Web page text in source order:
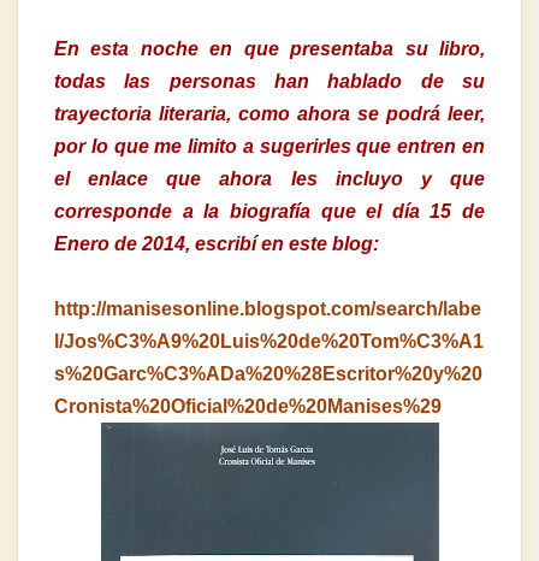
En esta noche en que presentaba su libro,
todas las personas han hablado de su
trayectoria literaria, como ahora se podrá leer,
por lo que me limito a sugerirles que entren en
el enlace que ahora les incluyo y que
corresponde a la biografía que el día 15 de
Enero de 2014, escribí en este blog:
http://manisesonline.blogspot.com/search/labe
l/Jos%C3%A9%20Luis%20de%20Tom%C3%A1
s%20Garc%C3%ADa%20%28Escritor%20y%20
Cronista%20Oficial%20de%20Manises%29